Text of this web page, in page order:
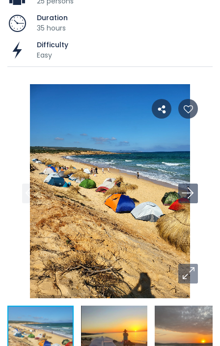
Duration
35 hours
Difficulty
Easy